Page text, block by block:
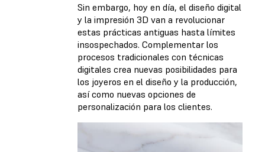
Sin embargo, hoy en día, el diseño digital
y la impresión 3D van a revolucionar
estas prácticas antiguas hasta límites
insospechados. Complementar los
procesos tradicionales con técnicas
digitales crea nuevas posibilidades para
los joyeros en el diseño y la producción,
así como nuevas opciones de
personalización para los clientes.